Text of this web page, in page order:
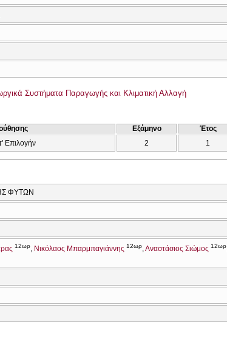
Συστήματα Παραγωγής και Κλιματική Αλλαγή
Εξάμηνο Έτος
Επιλογήν 2 1
ΦΥΤΩΝ
12ωρ Νικόλαος Μπαρμπαγιάννης 12ωρ Αναστάσιος Σιώμος 12ωρ